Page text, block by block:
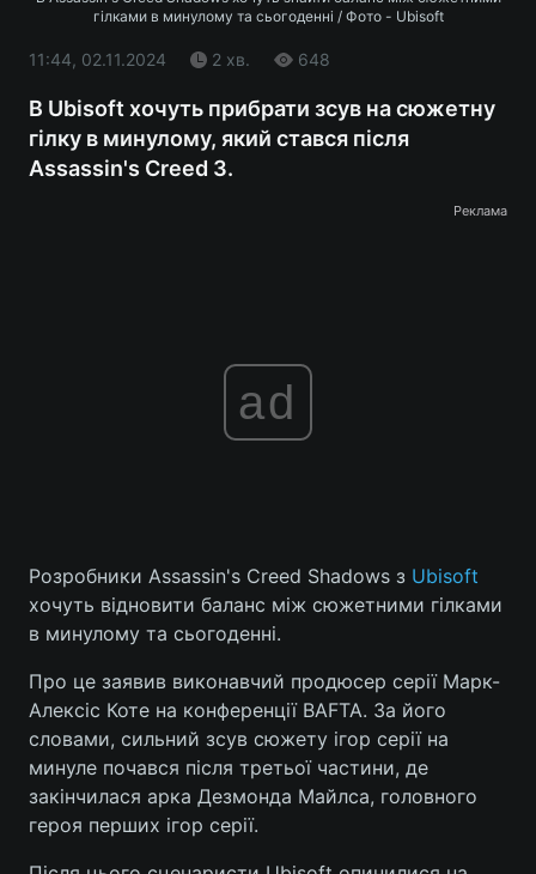
гілками в минулому та сьогоденні / Фото - Ubisoft
11:44, 02.11.2024 2 хв. 648
В Ubisoft хочуть прибрати зсув на сюжетну
гілку в минулому, який стався після
Assassin's Creed 3.
Реклама
ad
Розробники Assassin's Creed Shadows з Ubisoft
хочуть відновити баланс між сюжетними гілками
в минулому та сьогоденні.
Про це заявив виконавчий продюсер серії Марк-
Алексіс Коте на конференції BAFTA. За його
словами, сильний зсув сюжету ігор серії на
минуле почався після третьої частини, де
закінчилася арка Дезмонда Майлса, головного
героя перших ігор серії.